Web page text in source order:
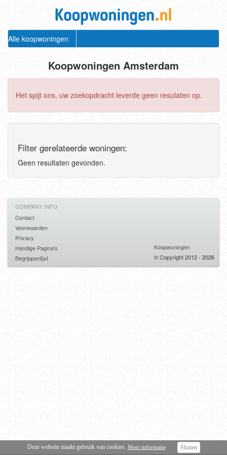
Alle koopwoningen
Koopwoningen Amsterdam
Het spijt ons, uw zoekopdracht leverde geen resulaten op.
Filter gerelateerde woningen:
Geen resultaten gevonden.
Deze website maakt gebruik van cookies. Meer informatie Sluiten
COMPANY INFO
Contact
Voorwaarden
Privacy
Handige Pagina's
Begrippenlijst
Koopwoningen
© Copyright 2012 - 2026